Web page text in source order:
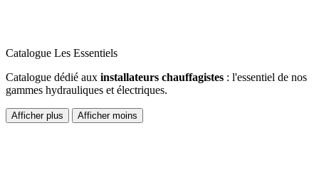
Catalogue Les Essentiels
Catalogue dédié aux installateurs chauffagistes : l'essentiel de nos
gammes hydrauliques et électriques.
Afficher plus Afficher moins